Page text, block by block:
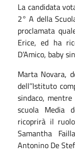
La candidata
2° A della
proclamata
Erice, ed ha
D’Amico, baby
Marta Novara,
dell’’Istituto
sindaco,
scuola Media
ricoprirà il
Samantha
Antonino De